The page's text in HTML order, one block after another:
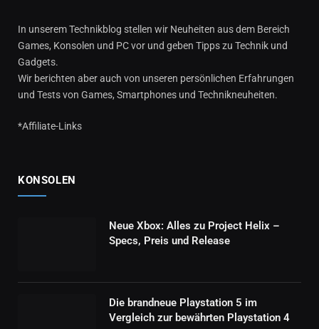
In unserem Technikblog stellen wir Neuheiten aus dem Bereich
Games, Konsolen und PC vor und geben Tipps zu Technik und
Gadgets.
Wir berichten aber auch von unseren persönlichen Erfahrungen
und Tests von Games, Smartphones und Technikneuheiten.
*Affiliate-Links
KONSOLEN
Neue Xbox: Alles zu Project Helix –
Specs, Preis und Release
Die brandneue Playstation 5 im
Vergleich zur bewährten Playstation 4